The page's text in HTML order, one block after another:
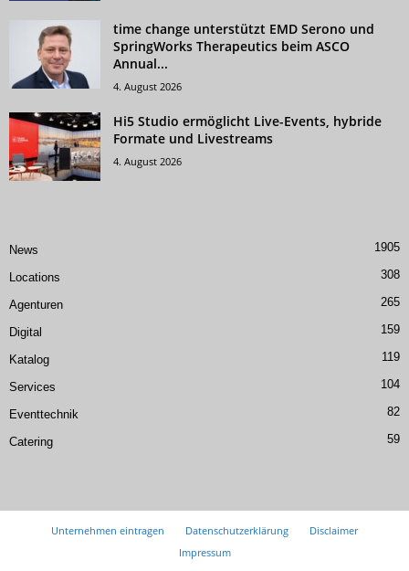
time change unterstützt EMD Serono und
SpringWorks Therapeutics beim ASCO
Annual...
4. August 2026
Hi5 Studio ermöglicht Live-Events, hybride
Formate und Livestreams
4. August 2026
News 1905
Locations 308
Agenturen 265
Digital 159
Katalog 119
Services 104
Eventtechnik 82
Catering 59
Unternehmen eintragen Datenschutzerklärung
Disclaimer
Impressum